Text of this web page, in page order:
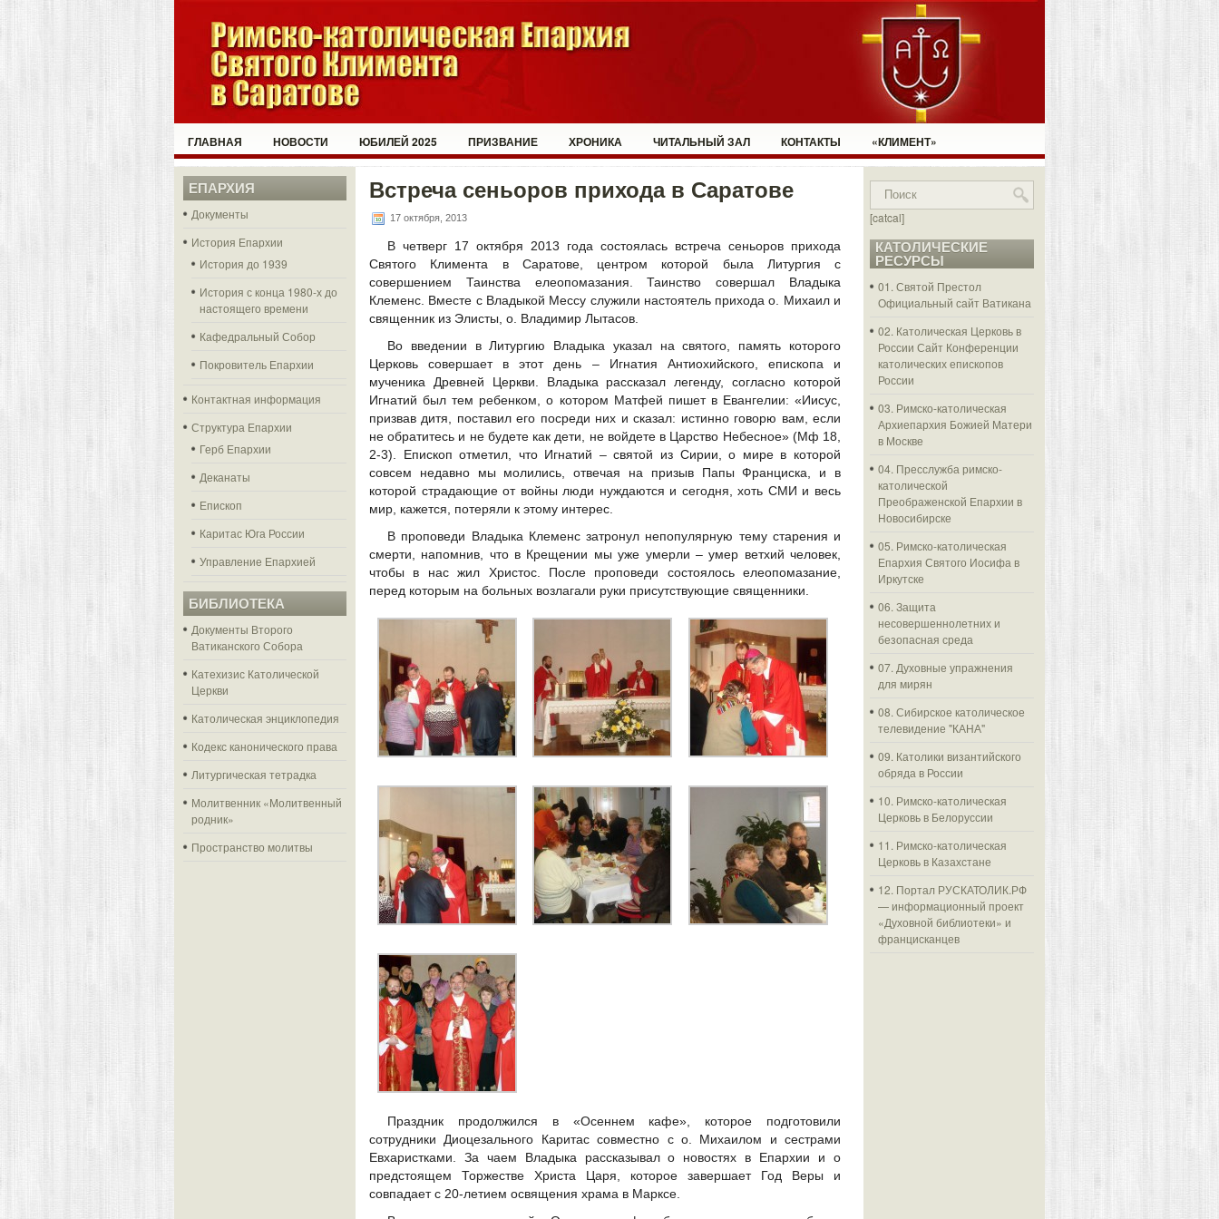
ГЛАВНАЯ НОВОСТИ ЮБИЛЕЙ 2025 ПРИЗВАНИЕ ХРОНИКА ЧИТАЛЬНЫЙ ЗАЛ КОНТАКТЫ «КЛИМЕНТ»
ЕПАРХИЯ
Документы
История Епархии
История до 1939
История с конца 1980-х до
настоящего времени
Кафедральный Собор
Покровитель Епархии
Контактная информация
Структура Епархии
Герб Епархии
Деканаты
Епископ
Каритас Юга России
Управление Епархией
БИБЛИОТЕКА
Документы Второго
Ватиканского Собора
Катехизис Католической
Церкви
Католическая энциклопедия
Кодекс канонического права
Литургическая тетрадка
Молитвенник «Молитвенный
родник»
Пространство молитвы
Встреча сеньоров прихода в Саратове
17 октября, 2013
В четверг 17 октября 2013 года состоялась встреча сеньоров прихода
Святого Климента в Саратове, центром которой была Литургия с
совершением Таинства елеопомазания. Таинство совершал Владыка
Клеменс. Вместе с Владыкой Мессу служили настоятель прихода о. Михаил и
священник из Элисты, о. Владимир Лытасов.
Во введении в Литургию Владыка указал на святого, память которого
Церковь совершает в этот день – Игнатия Антиохийского, епископа и
мученика Древней Церкви. Владыка рассказал легенду, согласно которой
Игнатий был тем ребенком, о котором Матфей пишет в Евангелии: «Иисус,
призвав дитя, поставил его посреди них и сказал: истинно говорю вам, если
не обратитесь и не будете как дети, не войдете в Царство Небесное» (Мф 18,
2-3). Епископ отметил, что Игнатий – святой из Сирии, о мире в которой
совсем недавно мы молились, отвечая на призыв Папы Франциска, и в
которой страдающие от войны люди нуждаются и сегодня, хоть СМИ и весь
мир, кажется, потеряли к этому интерес.
В проповеди Владыка Клеменс затронул непопулярную тему старения и
смерти, напомнив, что в Крещении мы уже умерли – умер ветхий человек,
чтобы в нас жил Христос. После проповеди состоялось елеопомазание,
перед которым на больных возлагали руки присутствующие священники.
Праздник продолжился в «Осеннем кафе», которое подготовили
сотрудники Диоцезального Каритас совместно с о. Михаилом и сестрами
Евхаристками. За чаем Владыка рассказывал о новостях в Епархии и о
предстоящем Торжестве Христа Царя, которое завершает Год Веры и
совпадает с 20-летием освящения храма в Марксе.
[catcal]
КАТОЛИЧЕСКИЕ
РЕСУРСЫ
01. Святой Престол
Официальный сайт Ватикана
02. Католическая Церковь в
России Сайт Конференции
католических епископов
России
03. Римско-католическая
Архиепархия Божией Матери
в Москве
04. Пресслужба римско-
католической
Преображенской Епархии в
Новосибирске
05. Римско-католическая
Епархия Святого Иосифа в
Иркутске
06. Защита
несовершеннолетних и
безопасная среда
07. Духовные упражнения
для мирян
08. Сибирское католическое
телевидение "КАНА"
09. Католики византийского
обряда в России
10. Римско-католическая
Церковь в Белоруссии
11. Римско-католическая
Церковь в Казахстане
12. Портал РУСКАТОЛИК.РФ
— информационный проект
«Духовной библиотеки» и
францисканцев